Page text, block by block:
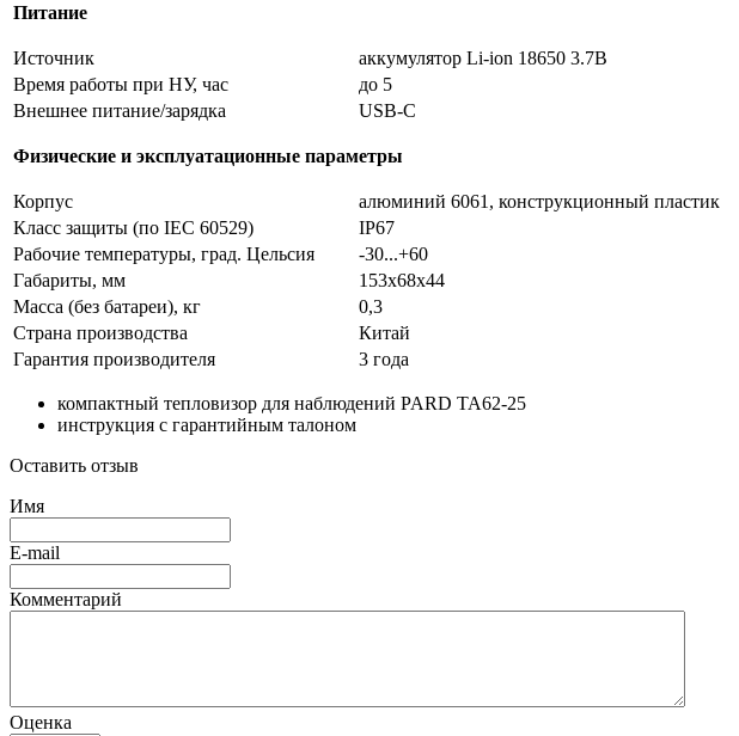
Питание
Источник
аккумулятор Li-ion 18650 3.7В
Время работы при НУ, час
до 5
Внешнее питание/зарядка
USB-C
Физические и эксплуатационные параметры
Корпус
алюминий 6061, конструкционный пластик
Класс защиты (по IEC 60529)
IP67
Рабочие температуры, град. Цельсия
-30...+60
Габариты, мм
153x68x44
Масса (без батареи), кг
0,3
Страна производства
Китай
Гарантия производителя
3 года
компактный тепловизор для наблюдений PARD TA62-25
инструкция с гарантийным талоном
Оставить отзыв
Имя
E-mail
Комментарий
Оценка